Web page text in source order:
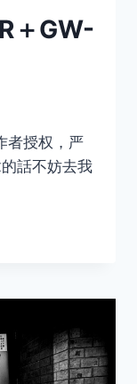
＋GW-
者授权，严
話不妨去我